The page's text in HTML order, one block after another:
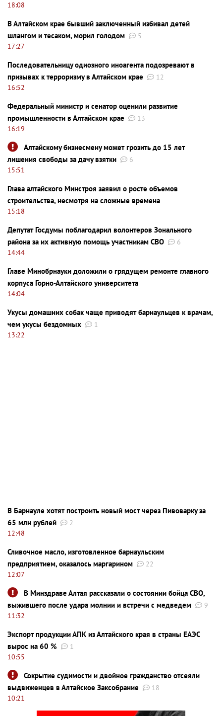
18:08
В Алтайском крае бывший заключенный избивал детей
шлангом и тесаком, морил голодом
5
17:27
Последовательницу одиозного иноагента подозревают в
призывах к терроризму в Алтайском крае
12
16:52
Федеральный министр и сенатор оценили развитие
промышленности в Алтайском крае
13
16:19
Алтайскому бизнесмену может грозить до 15 лет
лишения свободы за дачу взятки
6
15:51
Глава алтайского Минстроя заявил о росте объемов
строительства, несмотря на сложные времена
15:18
Депутат Госдумы поблагодарил волонтеров Зонального
района за их активную помощь участникам СВО
6
14:44
Главе Минобрнауки доложили о грядущем ремонте главного
корпуса Горно-Алтайского университета
14:04
Укусы домашних собак чаще приводят барнаульцев к врачам,
чем укусы бездомных
1
13:22
В Барнауле хотят построить новый мост через Пивоварку за
65 млн рублей
2
12:48
Сливочное масло, изготовленное барнаульским
предприятием, оказалось маргарином
22
12:07
В Минздраве Алтая рассказали о состоянии бойца СВО,
выжившего после удара молнии и встречи с медведем
9
11:32
Экспорт продукции АПК из Алтайского края в страны ЕАЭС
вырос на 60 %
1
10:55
Сокрытие судимости и двойное гражданство отсеяли
выдвиженцев в Алтайское Заксобрание
18
10:21